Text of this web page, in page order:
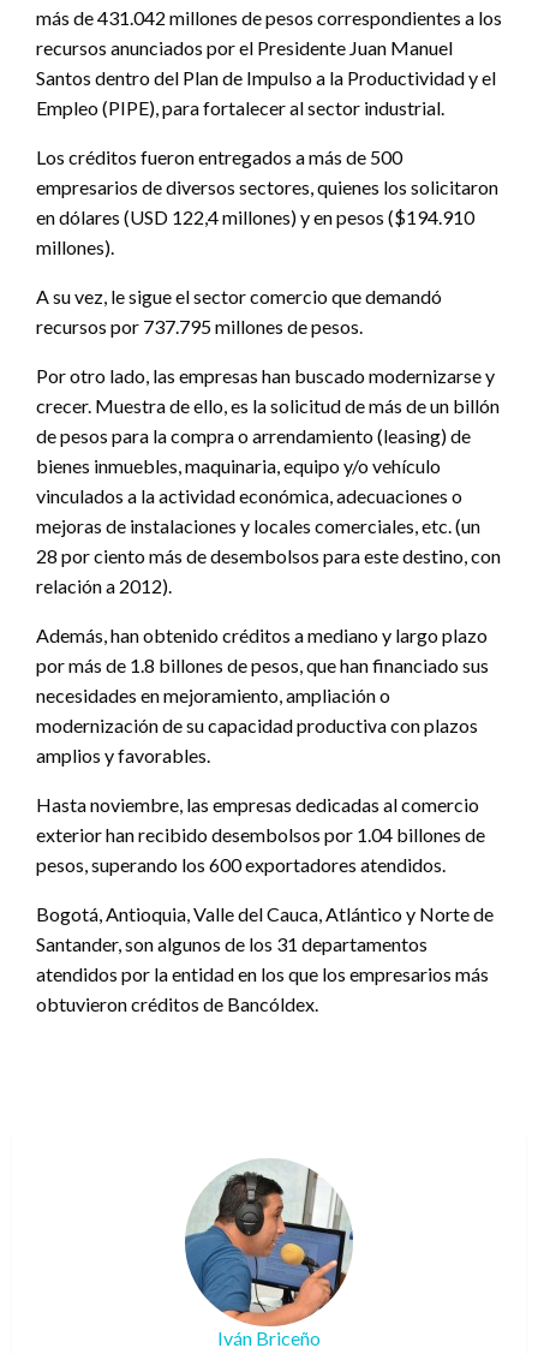
más de 431.042 millones de pesos correspondientes a los
recursos anunciados por el Presidente Juan Manuel
Santos dentro del Plan de Impulso a la Productividad y el
Empleo (PIPE), para fortalecer al sector industrial.
Los créditos fueron entregados a más de 500
empresarios de diversos sectores, quienes los solicitaron
en dólares (USD 122,4 millones) y en pesos ($194.910
millones).
A su vez, le sigue el sector comercio que demandó
recursos por 737.795 millones de pesos.
Por otro lado, las empresas han buscado modernizarse y
crecer. Muestra de ello, es la solicitud de más de un billón
de pesos para la compra o arrendamiento (leasing) de
bienes inmuebles, maquinaria, equipo y/o vehículo
vinculados a la actividad económica, adecuaciones o
mejoras de instalaciones y locales comerciales, etc. (un
28 por ciento más de desembolsos para este destino, con
relación a 2012).
Además, han obtenido créditos a mediano y largo plazo
por más de 1.8 billones de pesos, que han financiado sus
necesidades en mejoramiento, ampliación o
modernización de su capacidad productiva con plazos
amplios y favorables.
Hasta noviembre, las empresas dedicadas al comercio
exterior han recibido desembolsos por 1.04 billones de
pesos, superando los 600 exportadores atendidos.
Bogotá, Antioquia, Valle del Cauca, Atlántico y Norte de
Santander, son algunos de los 31 departamentos
atendidos por la entidad en los que los empresarios más
obtuvieron créditos de Bancóldex.
Iván Briceño